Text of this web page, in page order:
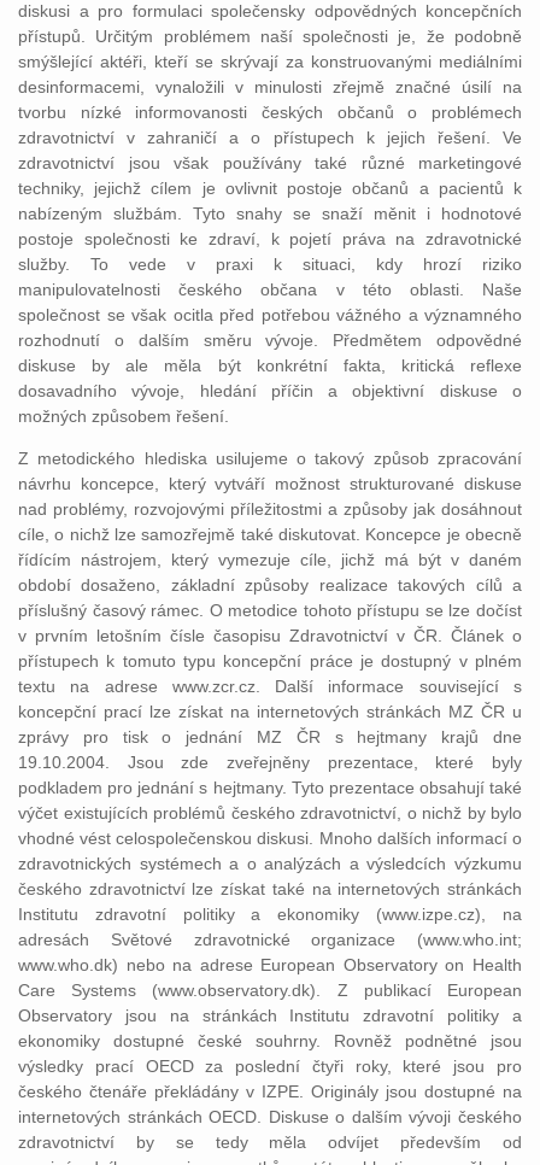
diskusi a pro formulaci společensky odpovědných koncepčních
přístupů. Určitým problémem naší společnosti je, že podobně
smýšlející aktéři, kteří se skrývají za konstruovanými mediálními
desinformacemi, vynaložili v minulosti zřejmě značné úsilí na
tvorbu nízké informovanosti českých občanů o problémech
zdravotnictví v zahraničí a o přístupech k jejich řešení. Ve
zdravotnictví jsou však používány také různé marketingové
techniky, jejichž cílem je ovlivnit postoje občanů a pacientů k
nabízeným službám. Tyto snahy se snaží měnit i hodnotové
postoje společnosti ke zdraví, k pojetí práva na zdravotnické
služby. To vede v praxi k situaci, kdy hrozí riziko
manipulovatelnosti českého občana v této oblasti. Naše
společnost se však ocitla před potřebou vážného a významného
rozhodnutí o dalším směru vývoje. Předmětem odpovědné
diskuse by ale měla být konkrétní fakta, kritická reflexe
dosavadního vývoje, hledání příčin a objektivní diskuse o
možných způsobem řešení.
Z metodického hlediska usilujeme o takový způsob zpracování
návrhu koncepce, který vytváří možnost strukturované diskuse
nad problémy, rozvojovými příležitostmi a způsoby jak dosáhnout
cíle, o nichž lze samozřejmě také diskutovat. Koncepce je obecně
řídícím nástrojem, který vymezuje cíle, jichž má být v daném
období dosaženo, základní způsoby realizace takových cílů a
příslušný časový rámec. O metodice tohoto přístupu se lze dočíst
v prvním letošním čísle časopisu Zdravotnictví v ČR. Článek o
přístupech k tomuto typu koncepční práce je dostupný v plném
textu na adrese www.zcr.cz. Další informace související s
koncepční prací lze získat na internetových stránkách MZ ČR u
zprávy pro tisk o jednání MZ ČR s hejtmany krajů dne
19.10.2004. Jsou zde zveřejněny prezentace, které byly
podkladem pro jednání s hejtmany. Tyto prezentace obsahují také
výčet existujících problémů českého zdravotnictví, o nichž by bylo
vhodné vést celospolečenskou diskusi. Mnoho dalších informací o
zdravotnických systémech a o analýzách a výsledcích výzkumu
českého zdravotnictví lze získat také na internetových stránkách
Institutu zdravotní politiky a ekonomiky (www.izpe.cz), na
adresách Světové zdravotnické organizace (www.who.int;
www.who.dk) nebo na adrese European Observatory on Health
Care Systems (www.observatory.dk). Z publikací European
Observatory jsou na stránkách Institutu zdravotní politiky a
ekonomiky dostupné české souhrny. Rovněž podnětné jsou
výsledky prací OECD za poslední čtyři roky, které jsou pro
českého čtenáře překládány v IZPE. Originály jsou dostupné na
internetových stránkách OECD. Diskuse o dalším vývoji českého
zdravotnictví by se tedy měla odvíjet především od